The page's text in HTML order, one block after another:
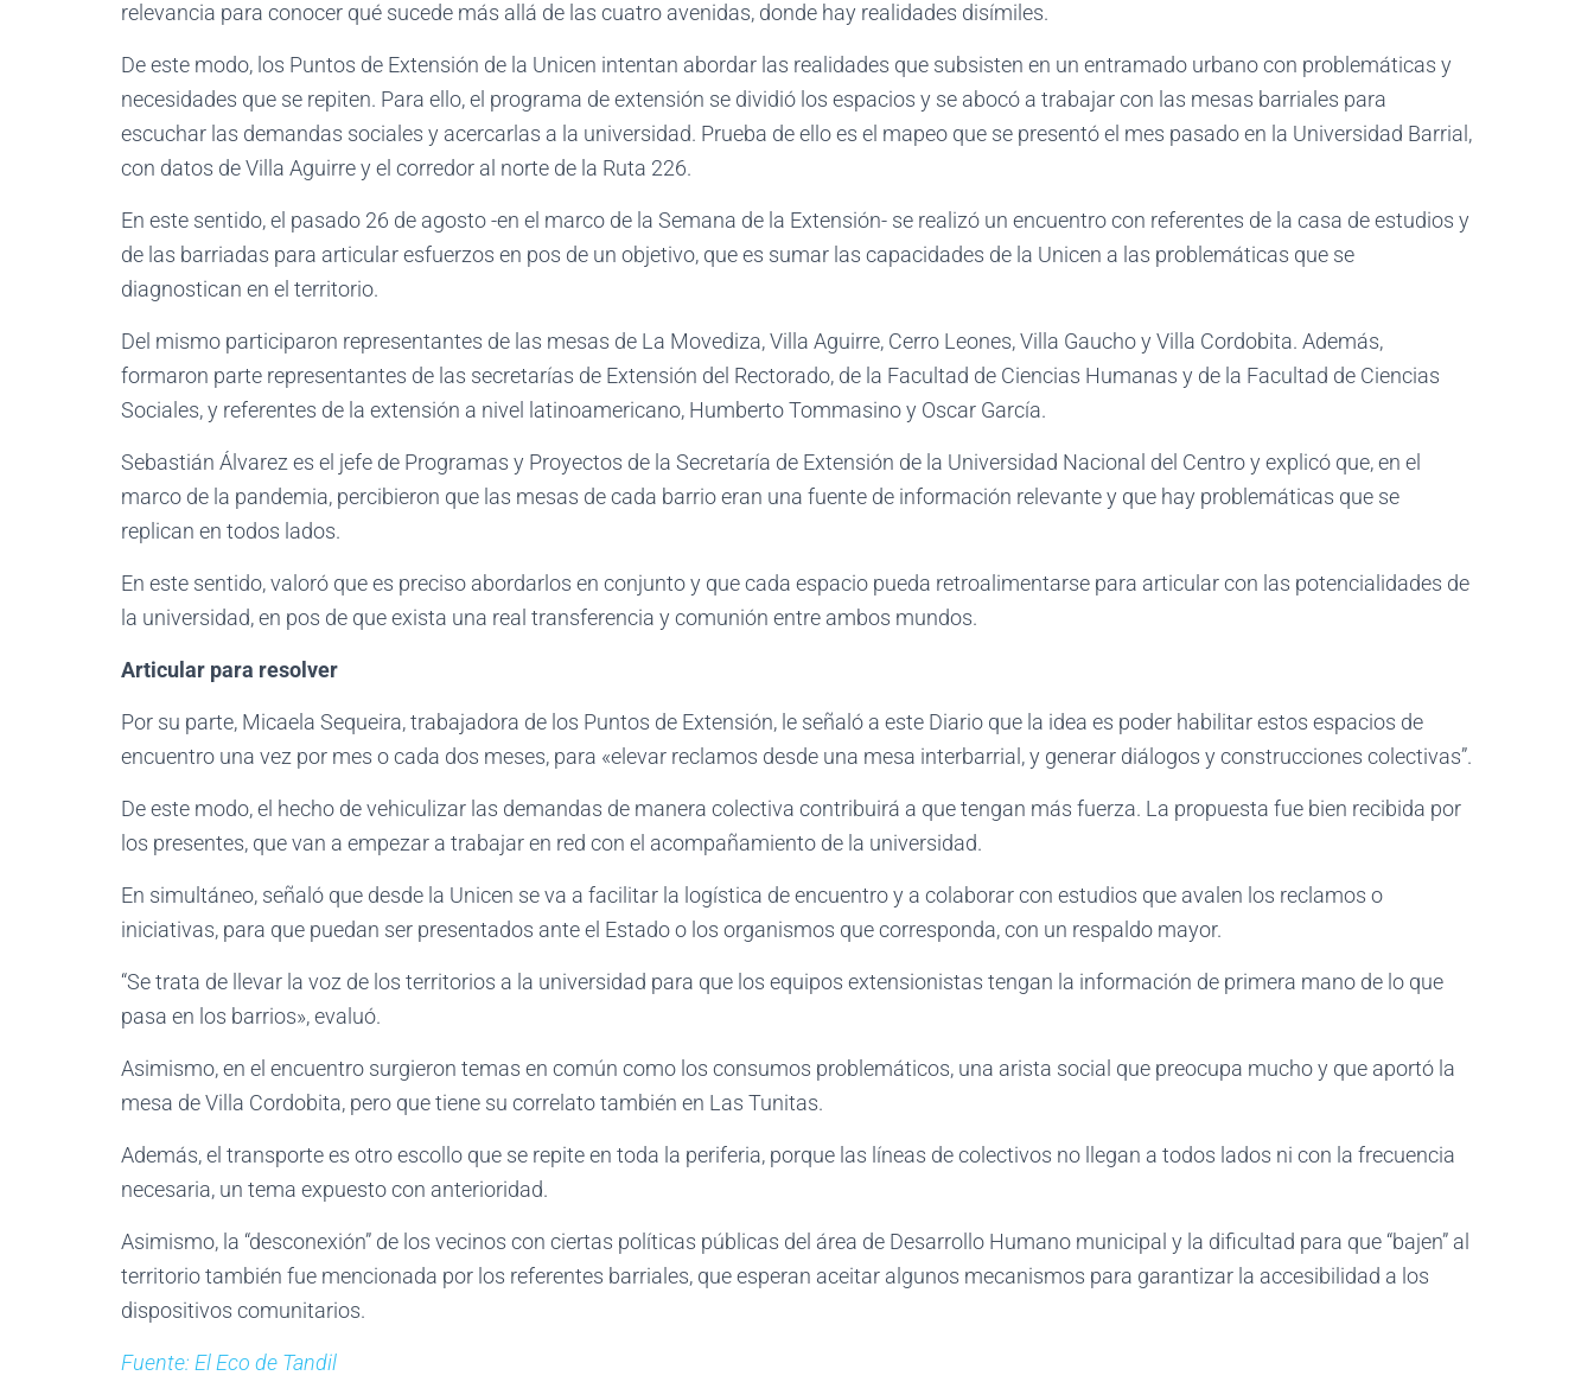
relevancia para conocer qué sucede más allá de las cuatro avenidas, donde hay realidades disímiles.
De este modo, los Puntos de Extensión de la Unicen intentan abordar las realidades que subsisten en un entramado urbano con problemáticas y
necesidades que se repiten. Para ello, el programa de extensión se dividió los espacios y se abocó a trabajar con las mesas barriales para
escuchar las demandas sociales y acercarlas a la universidad. Prueba de ello es el mapeo que se presentó el mes pasado en la Universidad Barrial,
con datos de Villa Aguirre y el corredor al norte de la Ruta 226.
En este sentido, el pasado 26 de agosto -en el marco de la Semana de la Extensión- se realizó un encuentro con referentes de la casa de estudios y
de las barriadas para articular esfuerzos en pos de un objetivo, que es sumar las capacidades de la Unicen a las problemáticas que se
diagnostican en el territorio.
Del mismo participaron representantes de las mesas de La Movediza, Villa Aguirre, Cerro Leones, Villa Gaucho y Villa Cordobita. Además,
formaron parte representantes de las secretarías de Extensión del Rectorado, de la Facultad de Ciencias Humanas y de la Facultad de Ciencias
Sociales, y referentes de la extensión a nivel latinoamericano, Humberto Tommasino y Oscar García.
Sebastián Álvarez es el jefe de Programas y Proyectos de la Secretaría de Extensión de la Universidad Nacional del Centro y explicó que, en el
marco de la pandemia, percibieron que las mesas de cada barrio eran una fuente de información relevante y que hay problemáticas que se
replican en todos lados.
En este sentido, valoró que es preciso abordarlos en conjunto y que cada espacio pueda retroalimentarse para articular con las potencialidades de
la universidad, en pos de que exista una real transferencia y comunión entre ambos mundos.
Articular para resolver
Por su parte, Micaela Sequeira, trabajadora de los Puntos de Extensión, le señaló a este Diario que la idea es poder habilitar estos espacios de
encuentro una vez por mes o cada dos meses, para «elevar reclamos desde una mesa interbarrial, y generar diálogos y construcciones colectivas”.
De este modo, el hecho de vehiculizar las demandas de manera colectiva contribuirá a que tengan más fuerza. La propuesta fue bien recibida por
los presentes, que van a empezar a trabajar en red con el acompañamiento de la universidad.
En simultáneo, señaló que desde la Unicen se va a facilitar la logística de encuentro y a colaborar con estudios que avalen los reclamos o
iniciativas, para que puedan ser presentados ante el Estado o los organismos que corresponda, con un respaldo mayor.
“Se trata de llevar la voz de los territorios a la universidad para que los equipos extensionistas tengan la información de primera mano de lo que
pasa en los barrios», evaluó.
Asimismo, en el encuentro surgieron temas en común como los consumos problemáticos, una arista social que preocupa mucho y que aportó la
mesa de Villa Cordobita, pero que tiene su correlato también en Las Tunitas.
Además, el transporte es otro escollo que se repite en toda la periferia, porque las líneas de colectivos no llegan a todos lados ni con la frecuencia
necesaria, un tema expuesto con anterioridad.
Asimismo, la “desconexión” de los vecinos con ciertas políticas públicas del área de Desarrollo Humano municipal y la dificultad para que “bajen” al
territorio también fue mencionada por los referentes barriales, que esperan aceitar algunos mecanismos para garantizar la accesibilidad a los
dispositivos comunitarios.
Fuente: El Eco de Tandil